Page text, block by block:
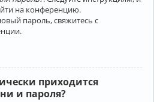
на конференцию.
пароль, свяжитесь с
приходится
и пароля?